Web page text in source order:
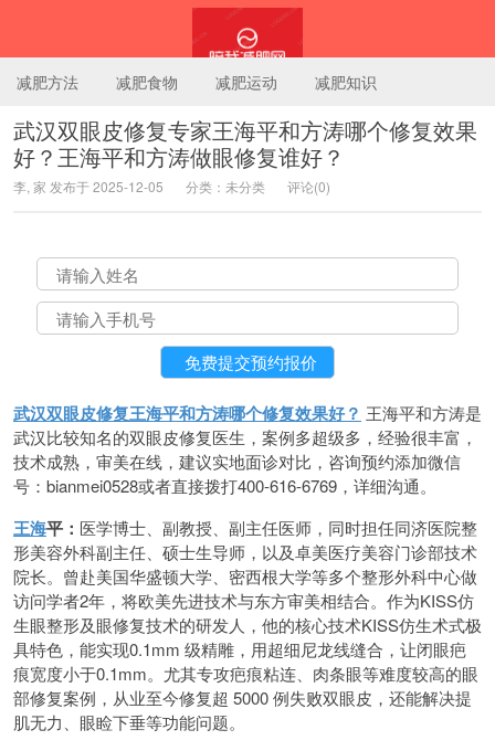
陪我减肥网
减肥方法 减肥食物 减肥运动 减肥知识
武汉双眼皮修复专家王海平和方涛哪个修复效果
好？王海平和方涛做眼修复谁好？
李, 家 发布于 2025-12-05 分类：未分类 评论(0)
武汉双眼皮修复王海平和方涛哪个修复效果好？ 王海平和方涛是
武汉比较知名的双眼皮修复医生，案例多超级多，经验很丰富，
技术成熟，审美在线，建议实地面诊对比，咨询预约添加微信
号：bianmei0528或者直接拨打400-616-6769，详细沟通。
王海平： 医学博士、副教授、副主任医师，同时担任同济医院整
形美容外科副主任、硕士生导师，以及卓美医疗美容门诊部技术
院长。曾赴美国华盛顿大学、密西根大学等多个整形外科中心做
访问学者2年，将欧美先进技术与东方审美相结合。作为KISS仿
生眼整形及眼修复技术的研发人，他的核心技术KISS仿生术式极
具特色，能实现0.1mm 级精雕，用超细尼龙线缝合，让闭眼疤
痕宽度小于0.1mm。尤其专攻疤痕粘连、肉条眼等难度较高的眼
部修复案例，从业至今修复超 5000 例失败双眼皮，还能解决提
肌无力、眼睑下垂等功能问题。